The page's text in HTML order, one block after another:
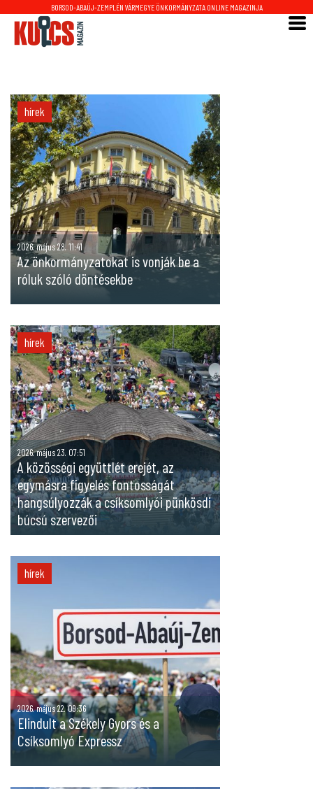
BORSOD-ABAÚJ-ZEMPLÉN VÁRMEGYE ÖNKORMÁNYZATA ONLINE MAGAZINJA
hírek
2026. május 28. 11:41
Az önkormányzatokat is vonják be a
róluk szóló döntésekbe
hírek
2026. május 23. 07:51
A közösségi együttlét erejét, az
egymásra figyelés fontosságát
hangsúlyozzák a csíksomlyói pünkösdi
búcsú szervezői
hírek
2026. május 22. 09:36
Elindult a Székely Gyors és a
Csíksomlyó Expressz